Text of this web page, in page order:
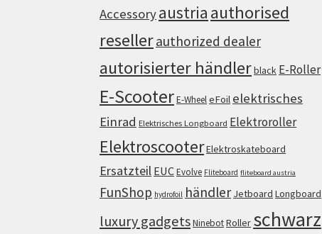
Accessoryaustria authorised
resellerauthorized dealer
autorisierter händlerblack E-Roller
E-ScooterE-WheeleFoil elektrisches
Einrad Elektrisches Longboard Elektroroller
ElektroscooterElektroskateboard
Ersatzteil EUCEvolve Fliteboard fliteboard austria
FunShop hydrofoil händler Jetboard Longboard
luxury gadgetsNinebotRoller schwarz